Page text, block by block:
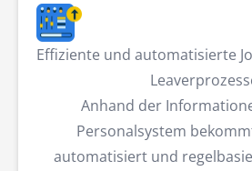
Effiziente und automatisierte
Anhand der
Personalsystem
automatisiert und